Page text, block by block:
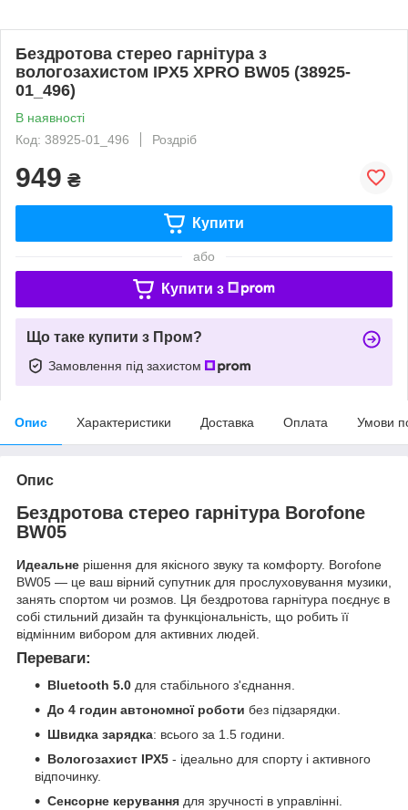
Бездротова стерео гарнітура з
вологозахистом IPX5 XPRO BW05 (38925-
01_496)
В наявності
Код: 38925-01_496
Роздріб
949 ₴
Купити
або
Купити з
Що таке купити з Пром?
Замовлення під захистом
Опис Характеристики Доставка Оплата Умови
Опис
Бездротова стерео гарнітура Borofone
BW05
Идеальне рішення для якісного звуку та комфорту. Borofone
BW05 — це ваш вірний супутник для прослуховування музики,
занять спортом чи розмов. Ця бездротова гарнітура поєднує в
собі стильний дизайн та функціональність, що робить її
відмінним вибором для активних людей.
Переваги:
Bluetooth 5.0 для стабільного з'єднання.
До 4 годин автономної роботи без підзарядки.
Швидка зарядка: всього за 1.5 години.
Вологозахист IPX5 - ідеально для спорту і активного
відпочинку.
Сенсорне керування для зручності в управлінні.